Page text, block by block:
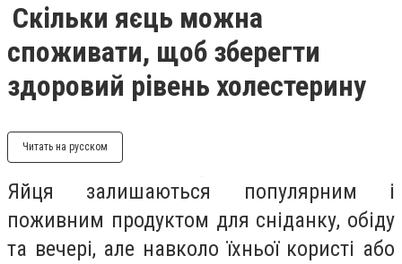
Скільки яєць можна
споживати, щоб зберегти
здоровий рівень холестерину
Читать на русском
Яйця залишаються популярним і
поживним продуктом для сніданку, обіду
та вечері, але навколо їхньої користі або